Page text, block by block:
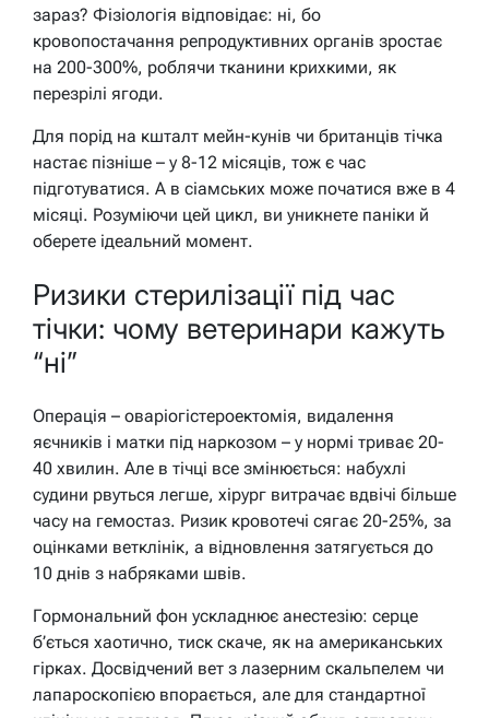
зараз? Фізіологія відповідає: ні, бо
кровопостачання репродуктивних органів зростає
на 200-300%, роблячи тканини крихкими, як
перезрілі ягоди.
Для порід на кшталт мейн-кунів чи британців тічка
настає пізніше – у 8-12 місяців, тож є час
підготуватися. А в сіамських може початися вже в 4
місяці. Розуміючи цей цикл, ви уникнете паніки й
оберете ідеальний момент.
Ризики стерилізації під час
тічки: чому ветеринари кажуть
“ні”
Операція – оваріогістероектомія, видалення
яєчників і матки під наркозом – у нормі триває 20-
40 хвилин. Але в тічці все змінюється: набухлі
судини рвуться легше, хірург витрачає вдвічі більше
часу на гемостаз. Ризик кровотечі сягає 20-25%, за
оцінками ветклінік, а відновлення затягується до
10 днів з набряками швів.
Гормональний фон ускладнює анестезію: серце
б’ється хаотично, тиск скаче, як на американських
гірках. Досвідчений вет з лазерним скальпелем чи
лапароскопією впорається, але для стандартної